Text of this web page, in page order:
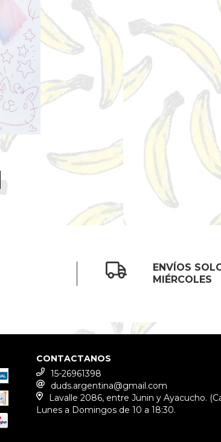
ENVÍOS
MIÉRCOLES
CONTACTANOS
15-26961398
duds.argentina@gmail.com
Lavalle 2086, entre Junin y Ayacucho.
Lunes a Domingos de 10 a 18:30.